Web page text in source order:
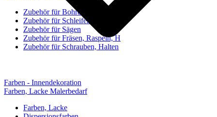
Zubehör für Bohren, Bohrhilfen
Zubehör für Schleifen, Poliere
Zubehör für Sägen
Zubehör für Fräsen, Raspeln, H
Zubehör für Schrauben, Halten
Farben - Innendekoration
Farben, Lacke Malerbedarf
Farben, Lacke